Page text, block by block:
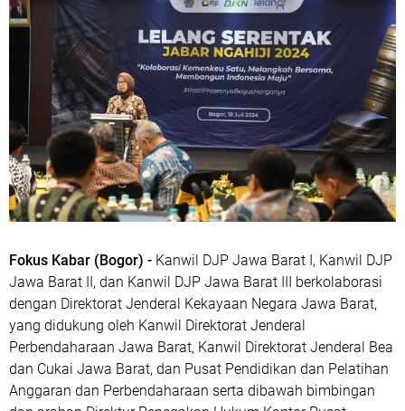
Fokus Kabar (Bogor) - Kanwil DJP Jawa Barat I, Kanwil DJP
Jawa Barat II, dan Kanwil DJP Jawa Barat III berkolaborasi
dengan Direktorat Jenderal Kekayaan Negara Jawa Barat,
yang didukung oleh Kanwil Direktorat Jenderal
Perbendaharaan Jawa Barat, Kanwil Direktorat Jenderal Bea
dan Cukai Jawa Barat, dan Pusat Pendidikan dan Pelatihan
Anggaran dan Perbendaharaan serta dibawah bimbingan